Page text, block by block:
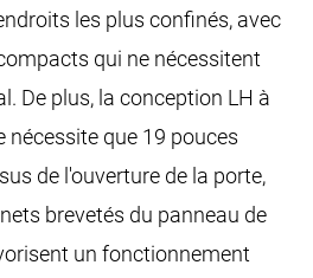
les plus confinés, avec
qui ne nécessitent
De plus, la conception LH à
nécessite que 19 pouces
de l'ouverture de la porte,
brevetés du panneau de
un fonctionnement